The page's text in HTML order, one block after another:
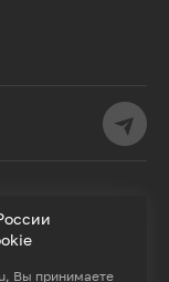
данных
, Вы принимаете